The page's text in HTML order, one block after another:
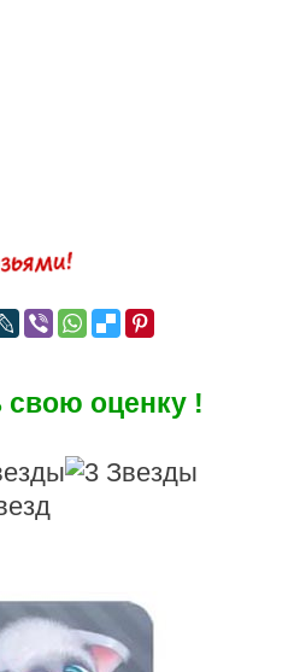
свою оценку !